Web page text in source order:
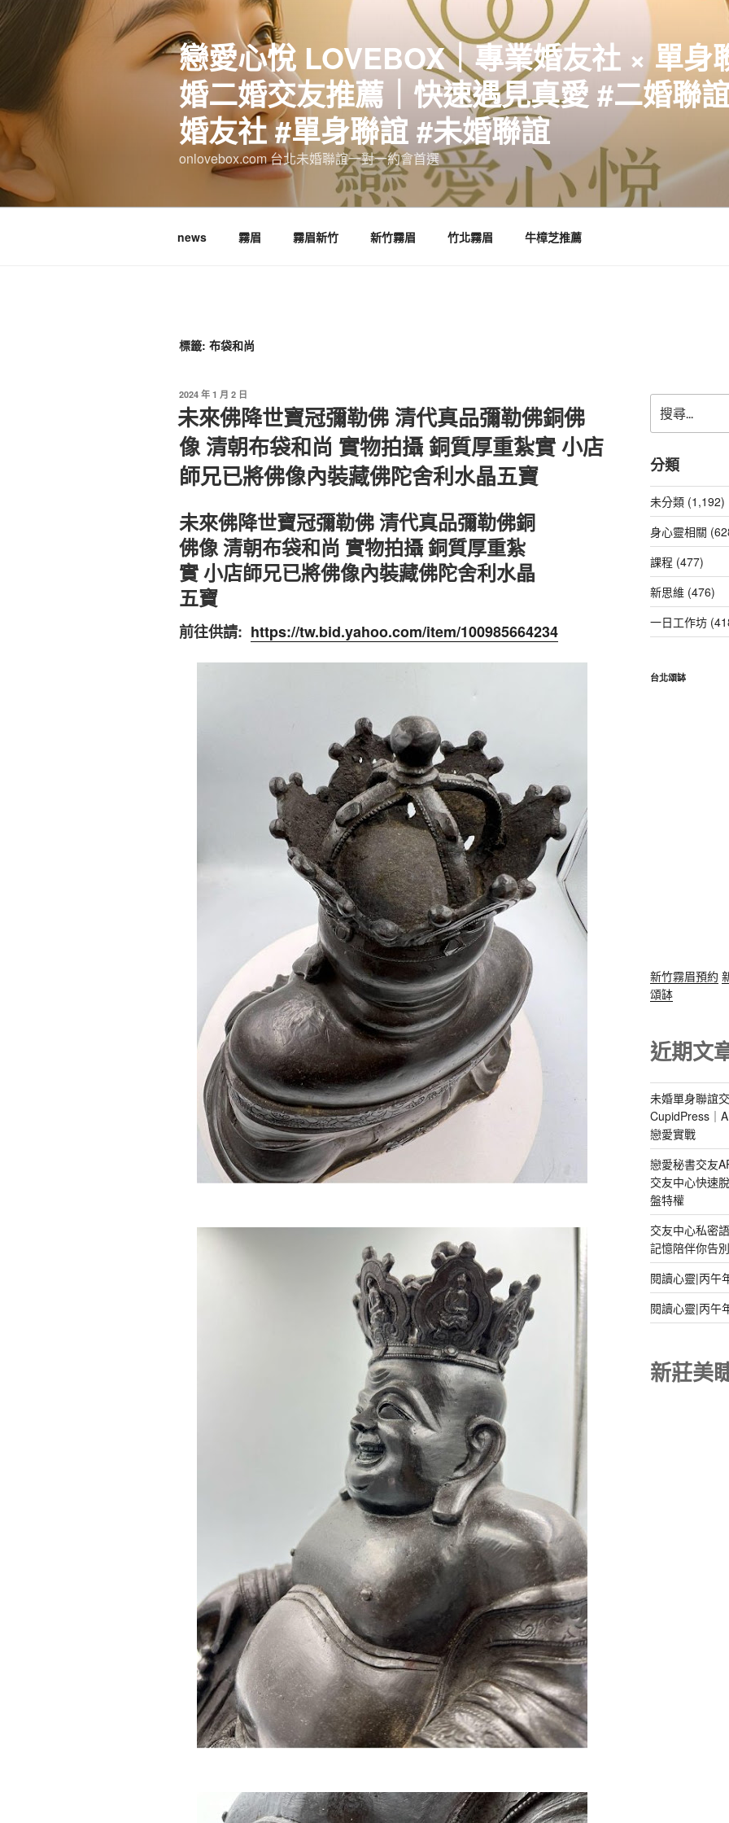
跳
至
容
戀愛心悅 LOVEBOX｜專業婚友社 × 單身
婚二婚交友推薦｜快速遇見真愛 #二婚聯
婚友社 #單身聯誼 #未婚聯誼
onlovebox.com 台北未婚聯誼一對一約會首選
news 霧眉 霧眉新竹 新竹霧眉 竹北霧眉 牛樟芝推薦
標籤: 布袋和尚
發
於
2024 年 1 月 2 日
未來佛降世寶冠彌勒佛 清代真品彌勒佛銅佛
像 清朝布袋和尚 實物拍攝 銅質厚重紮實 小店
師兄已將佛像內裝藏佛陀舍利水晶五寶
未來佛降世寶冠彌勒佛 清代真品彌勒佛銅
佛像 清朝布袋和尚 實物拍攝 銅質厚重紮
實 小店師兄已將佛像內裝藏佛陀舍利水晶
五寶
前往供請: https://tw.bid.yahoo.com/item/100985664234
尋
關
鍵
字:
分類
未分類 (1,192)
身心靈相關
課程 (477)
新思維 (476)
一日工作坊
台北頌缽
新竹霧眉預約
頌缽
近期文
未婚單身聯誼
CupidPress｜
戀愛實戰
戀愛秘書交友
交友中心快速
盤特權
交友中心私密
記憶陪伴你告
閱讀心靈|丙午
閱讀心靈|丙午
新莊美